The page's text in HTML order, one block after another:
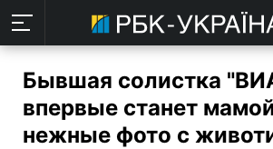
Бывшая солистка
впервые станет
нежные фото с